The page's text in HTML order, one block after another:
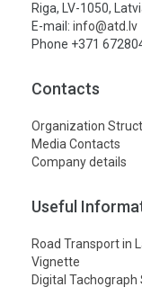
Riga, LV-1050,
E-mail: info@atd.lv
Phone +371
Contacts
Organization
Media Contacts
Company details
Useful
Road Transport in
Vignette
Digital Tachograph